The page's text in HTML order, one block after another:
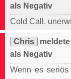
als Negativ
Cold Call,
Chris
als Negativ
Wenn es